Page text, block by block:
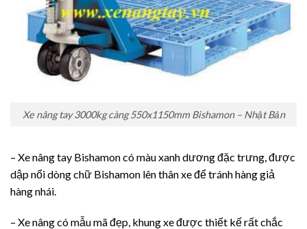
Xe nâng tay 3000kg càng 550x1150mm Bishamon – Nhật Bản
– Xe nâng tay Bishamon có màu xanh dương đặc trưng, được
dập nổi dòng chữ Bishamon lên thân xe để tránh hàng giả
hàng nhái.
– Xe nâng có mẫu mã đẹp, khung xe được thiết kế rất chắc